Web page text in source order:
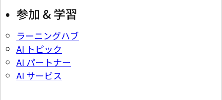
参加 & 学習
ラーニングハブ
AI トピック
AI パートナー
AI サービス